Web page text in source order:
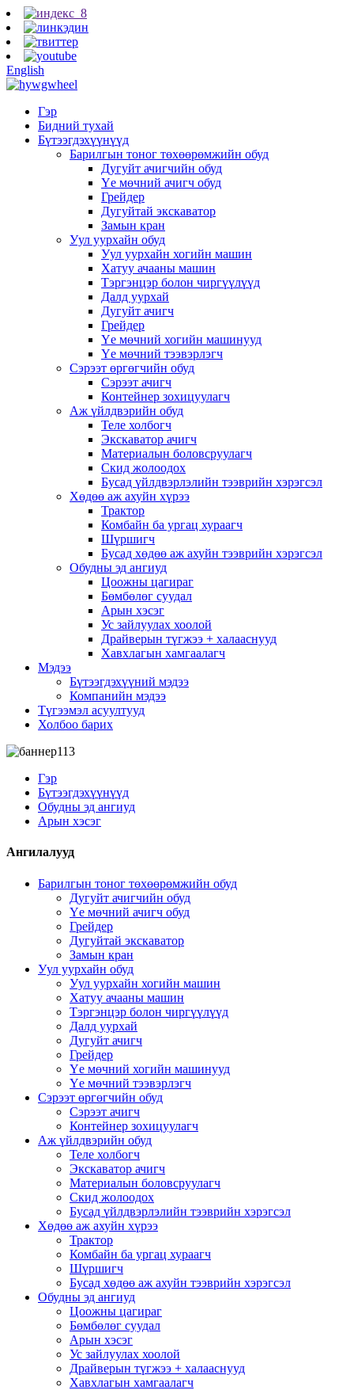
English
Гэр
Бидний тухай
Бүтээгдэхүүнүүд
Барилгын тоног төхөөрөмжийн обуд
Дугуйт ачигчийн обуд
Үе мөчний ачигч обуд
Грейдер
Дугуйтай экскаватор
Замын кран
Уул уурхайн обуд
Уул уурхайн хогийн машин
Хатуу ачааны машин
Тэргэнцэр болон чиргүүлүүд
Далд уурхай
Дугуйт ачигч
Грейдер
Үе мөчний хогийн машинууд
Үе мөчний тээвэрлэгч
Сэрээт өргөгчийн обуд
Сэрээт ачигч
Контейнер зохицуулагч
Аж үйлдвэрийн обуд
Теле холбогч
Экскаватор ачигч
Материалын боловсруулагч
Скид жолоодох
Бусад үйлдвэрлэлийн тээврийн хэрэгсэл
Хөдөө аж ахуйн хүрээ
Трактор
Комбайн ба ургац хураагч
Шүршигч
Бусад хөдөө аж ахуйн тээврийн хэрэгсэл
Обудны эд ангиуд
Цоожны цагираг
Бөмбөлөг суудал
Арын хэсэг
Ус зайлуулах хоолой
Драйверын түгжээ + халааснууд
Хавхлагын хамгаалагч
Мэдээ
Бүтээгдэхүүний мэдээ
Компанийн мэдээ
Түгээмэл асуултууд
Холбоо барих
Гэр
Бүтээгдэхүүнүүд
Обудны эд ангиуд
Арын хэсэг
Ангилалууд
Барилгын тоног төхөөрөмжийн обуд
Дугуйт ачигчийн обуд
Үе мөчний ачигч обуд
Грейдер
Дугуйтай экскаватор
Замын кран
Уул уурхайн обуд
Уул уурхайн хогийн машин
Хатуу ачааны машин
Тэргэнцэр болон чиргүүлүүд
Далд уурхай
Дугуйт ачигч
Грейдер
Үе мөчний хогийн машинууд
Үе мөчний тээвэрлэгч
Сэрээт өргөгчийн обуд
Сэрээт ачигч
Контейнер зохицуулагч
Аж үйлдвэрийн обуд
Теле холбогч
Экскаватор ачигч
Материалын боловсруулагч
Скид жолоодох
Бусад үйлдвэрлэлийн тээврийн хэрэгсэл
Хөдөө аж ахуйн хүрээ
Трактор
Комбайн ба ургац хураагч
Шүршигч
Бусад хөдөө аж ахуйн тээврийн хэрэгсэл
Обудны эд ангиуд
Цоожны цагираг
Бөмбөлөг суудал
Арын хэсэг
Ус зайлуулах хоолой
Драйверын түгжээ + халааснууд
Хавхлагын хамгаалагч